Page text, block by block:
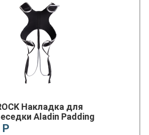
Накладка для
Aladin Padding
Р